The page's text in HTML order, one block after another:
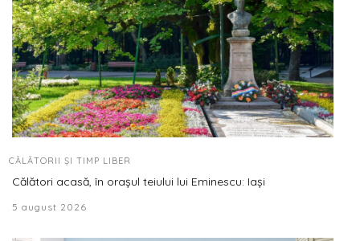
CĂLĂTORII ȘI TIMP LIBER
Călători acasă, în orașul teiului lui Eminescu: Iași
5 august 2026